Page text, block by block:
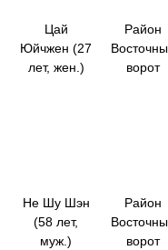
Цай
Юйчжен (27
лет, жен.)
Район
ворот
Не Шу Шэн
(58 лет,
муж.)
Район
ворот